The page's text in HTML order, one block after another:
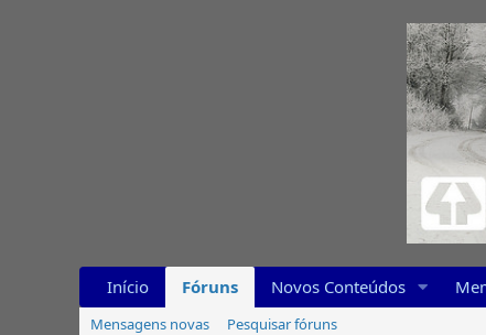
Início Fóruns Novos Conteúdos
Mensagens novas Pesquisar fóruns